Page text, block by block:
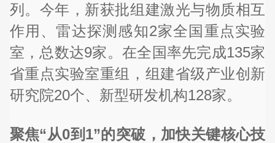
列。今年，新获批组建激光与物质相互
作用、雷达探测感知2家全国重点实验
室，总数达9家。在全国率先完成135家
省重点实验室重组，组建省级产业创新
研究院20个、新型研发机构128家。
聚焦“从0到1”的突破，加快关键核心技